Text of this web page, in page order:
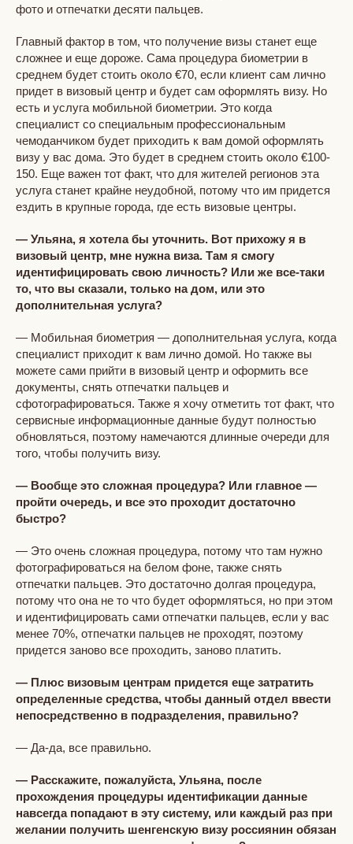
фото и отпечатки десяти пальцев.
Главный фактор в том, что получение визы станет еще
сложнее и еще дороже. Сама процедура биометрии в
среднем будет стоить около €70, если клиент сам лично
придет в визовый центр и будет сам оформлять визу. Но
есть и услуга мобильной биометрии. Это когда
специалист со специальным профессиональным
чемоданчиком будет приходить к вам домой оформлять
визу у вас дома. Это будет в среднем стоить около €100-
150. Еще важен тот факт, что для жителей регионов эта
услуга станет крайне неудобной, потому что им придется
ездить в крупные города, где есть визовые центры.
— Ульяна, я хотела бы уточнить. Вот прихожу я в
визовый центр, мне нужна виза. Там я смогу
идентифицировать свою личность? Или же все-таки
то, что вы сказали, только на дом, или это
дополнительная услуга?
— Мобильная биометрия — дополнительная услуга, когда
специалист приходит к вам лично домой. Но также вы
можете сами прийти в визовый центр и оформить все
документы, снять отпечатки пальцев и
сфотографироваться. Также я хочу отметить тот факт, что
сервисные информационные данные будут полностью
обновляться, поэтому намечаются длинные очереди для
того, чтобы получить визу.
— Вообще это сложная процедура? Или главное —
пройти очередь, и все это проходит достаточно
быстро?
— Это очень сложная процедура, потому что там нужно
фотографироваться на белом фоне, также снять
отпечатки пальцев. Это достаточно долгая процедура,
потому что она не то что будет оформляться, но при этом
и идентифицировать сами отпечатки пальцев, если у вас
менее 70%, отпечатки пальцев не проходят, поэтому
придется заново все проходить, заново платить.
— Плюс визовым центрам придется еще затратить
определенные средства, чтобы данный отдел ввести
непосредственно в подразделения, правильно?
— Да-да, все правильно.
— Расскажите, пожалуйста, Ульяна, после
прохождения процедуры идентификации данные
навсегда попадают в эту систему, или каждый раз при
желании получить шенгенскую визу россиянин обязан